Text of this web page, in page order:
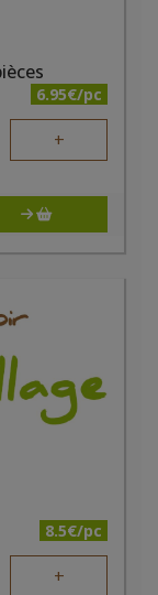
6.95€/pc
+
8.5€/pc
+